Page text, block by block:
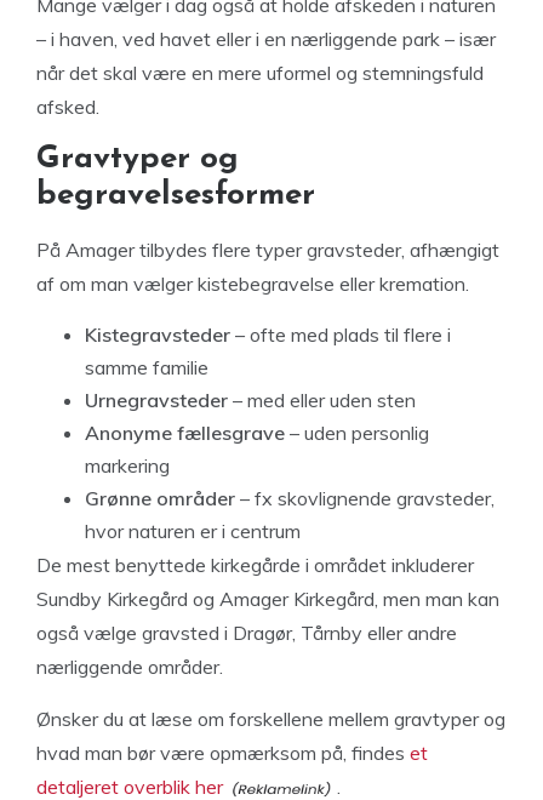
Mange vælger i dag også at holde afskeden i naturen
– i haven, ved havet eller i en nærliggende park – især
når det skal være en mere uformel og stemningsfuld
afsked.
Gravtyper og
begravelsesformer
På Amager tilbydes flere typer gravsteder, afhængigt
af om man vælger kistebegravelse eller kremation.
Kistegravsteder – ofte med plads til flere i
samme familie
Urnegravsteder – med eller uden sten
Anonyme fællesgrave – uden personlig
markering
Grønne områder – fx skovlignende gravsteder,
hvor naturen er i centrum
De mest benyttede kirkegårde i området inkluderer
Sundby Kirkegård og Amager Kirkegård, men man kan
også vælge gravsted i Dragør, Tårnby eller andre
nærliggende områder.
Ønsker du at læse om forskellene mellem gravtyper og
hvad man bør være opmærksom på, findes et
detaljeret overblik her
.